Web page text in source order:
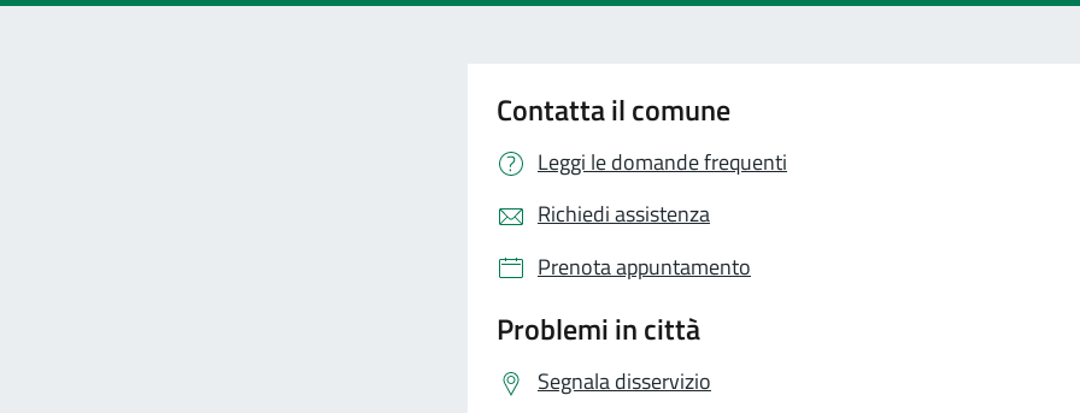
Contatta il comune
Leggi le domande frequenti
Richiedi assistenza
Prenota appuntamento
Problemi in città
Segnala disservizio